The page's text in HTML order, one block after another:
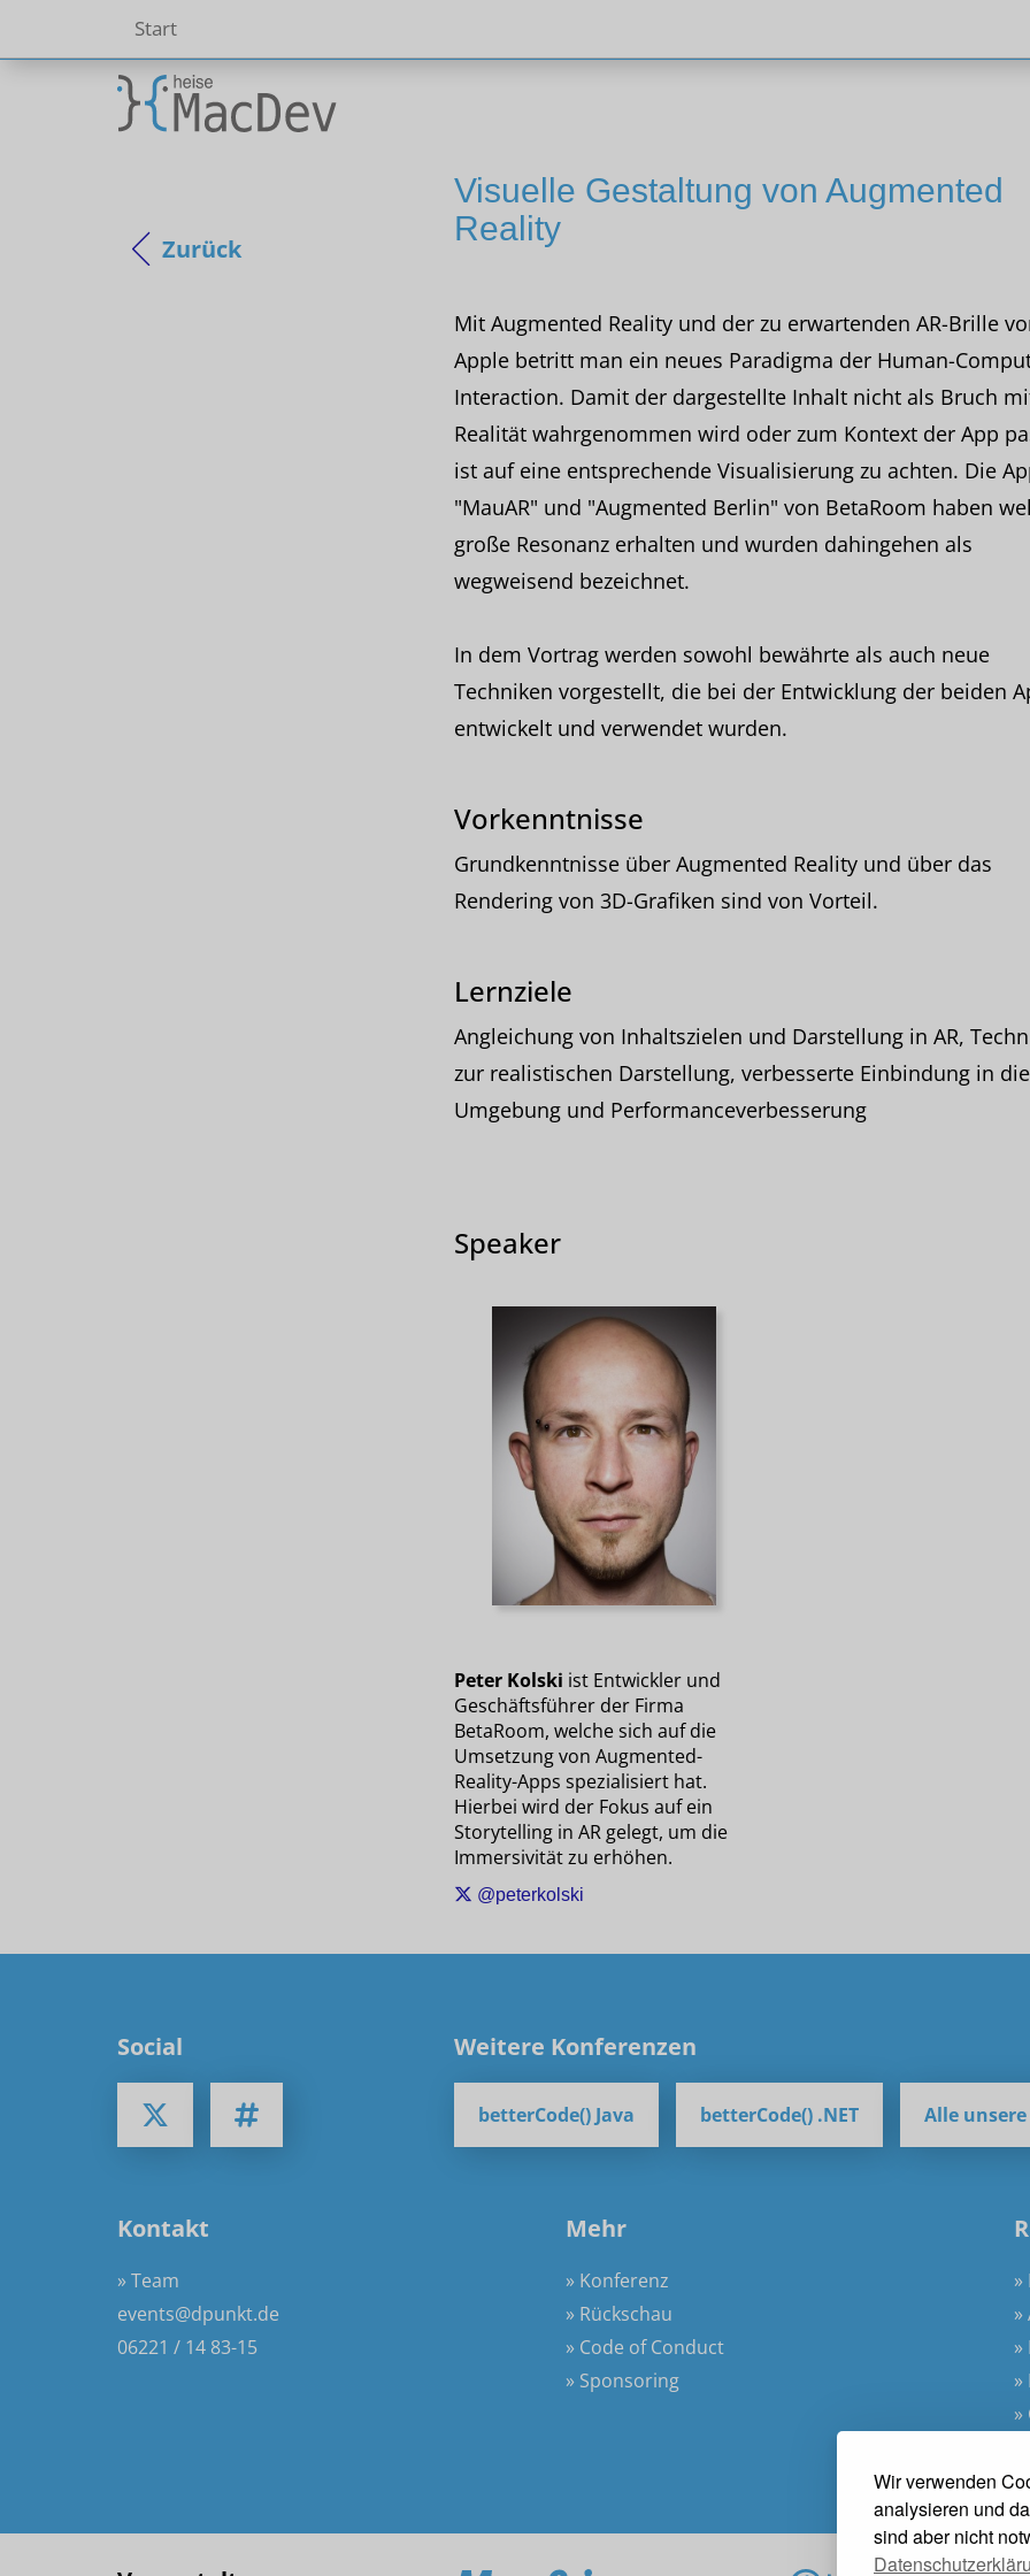
Wir verwenden
analysieren und
sind aber nicht
Start
Zurück
Visuelle Gestaltung von Augmented
Reality
Mit Augmented Reality und der zu erwartenden AR-Brille
Apple betritt man ein neues Paradigma der Human-
Interaction. Damit der dargestellte Inhalt nicht als Bruch
Realität wahrgenommen wird oder zum Kontext der App
ist auf eine entsprechende Visualisierung zu achten. Die
"MauAR" und "Augmented Berlin" von BetaRoom haben
große Resonanz erhalten und wurden dahingehen als
wegweisend bezeichnet.
In dem Vortrag werden sowohl bewährte als auch neue
Techniken vorgestellt, die bei der Entwicklung der beiden
entwickelt und verwendet wurden.
Vorkenntnisse
Grundkenntnisse über Augmented Reality und über das
Rendering von 3D-Grafiken sind von Vorteil.
Lernziele
Angleichung von Inhaltszielen und Darstellung in AR,
zur realistischen Darstellung, verbesserte Einbindung in die
Umgebung und Performanceverbesserung
Speaker
Peter Kolski ist Entwickler und
Geschäftsführer der Firma
BetaRoom, welche sich auf die
Umsetzung von Augmented-
Reality-Apps spezialisiert hat.
Hierbei wird der Fokus auf ein
Storytelling in AR gelegt, um die
Immersivität zu erhöhen.
@peterkolski
Social Weitere Konferenzen
betterCode() Java betterCode() .NET Alle
Kontakt
» Team
events@dpunkt.de
06221 / 14 83-15
Mehr
» Konferenz
» Rückschau
» Code of Conduct
» Sponsoring
»
»
»
»